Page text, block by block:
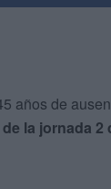
años de
la jornada